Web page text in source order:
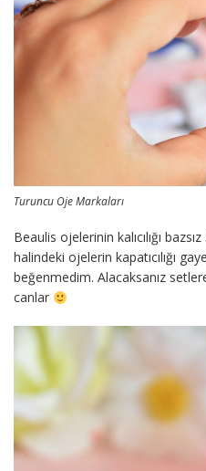
Turuncu Oje Markaları
Beaulis ojelerinin kalıcılığı
halindeki ojelerin kapatıcılığı
beğenmedim. Alacaksanız
canlar